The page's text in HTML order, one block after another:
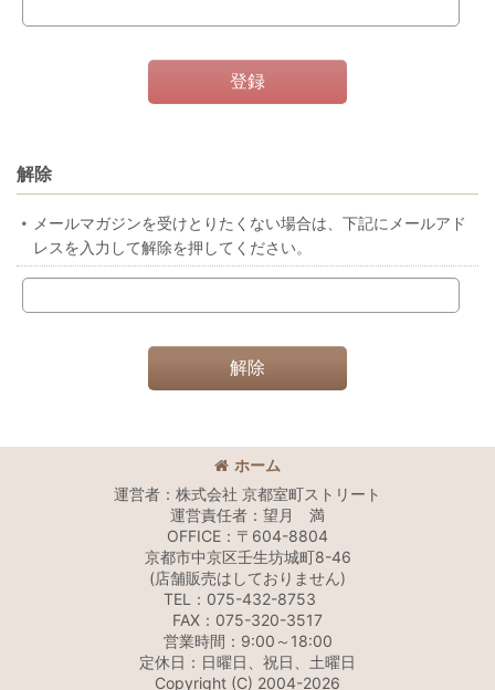
登録
解除
メールマガジンを受けとりたくない場合は、下記にメールアド
レスを入力して解除を押してください。
解除
ホーム
運営者：株式会社 京都室町ストリート
運営責任者：望月 満
OFFICE：〒604-8804
京都市中京区壬生坊城町8-46
(店舗販売はしておりません)
TEL：075-432-8753
FAX：075-320-3517
営業時間：9:00～18:00
定休日：日曜日、祝日、土曜日
Copyright (C) 2004-2026